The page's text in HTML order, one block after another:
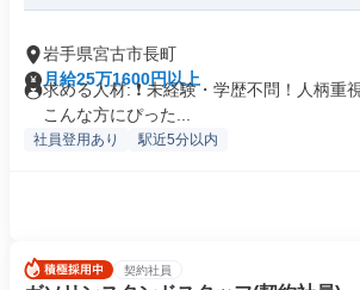
岩手県宮古市長町
月給25万1600円以上
求める人材: ❗ 未経験・学歴不問！人柄重
こんな方にぴった...
社員登用あり 駅近5分以内
契約社員